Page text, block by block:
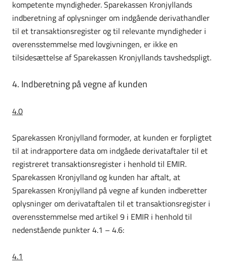
kompetente myndigheder. Sparekassen Kronjyllands
indberetning af oplysninger om indgående derivathandler
til et transaktionsregister og til relevante myndigheder i
overensstemmelse med lovgivningen, er ikke en
tilsidesættelse af Sparekassen Kronjyllands tavshedspligt.
4. Indberetning på vegne af kunden
4.0
Sparekassen Kronjylland formoder, at kunden er forpligtet
til at indrapportere data om indgåede derivataftaler til et
registreret transaktionsregister i henhold til EMIR.
Sparekassen Kronjylland og kunden har aftalt, at
Sparekassen Kronjylland på vegne af kunden indberetter
oplysninger om derivataftalen til et transaktionsregister i
overensstemmelse med artikel 9 i EMIR i henhold til
neden­stående punkter 4.1 – 4.6:
4.1